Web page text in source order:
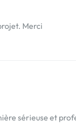
Merci
sérieuse et